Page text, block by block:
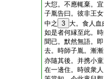
大愆。不應輒棄。
子胤告曰。彼非王
中之
3 大。食人
如是者何縁至此。
聞已。默然無語。
去。時師子胤。漸
亦隨其後。并携小
在一邊住。時彼衆